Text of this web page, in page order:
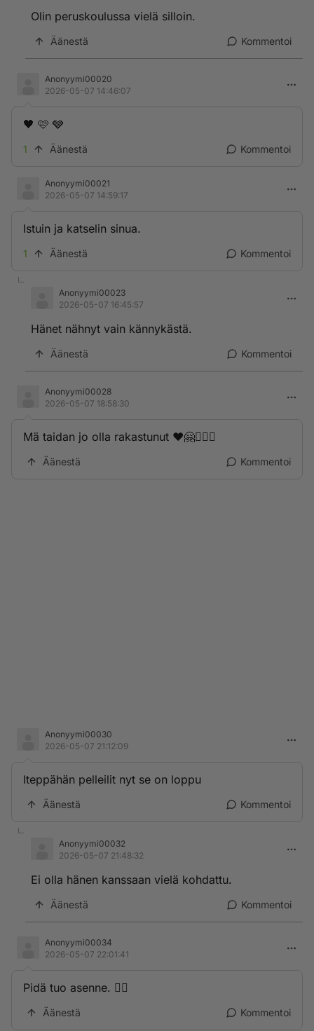
Olin peruskoulussa vielä silloin.
Äänestä Kommentoi
Anonyymi00020
2026-05-07 14:46:07
🖤 🩷 🩶
1 Äänestä Kommentoi
Anonyymi00021
2026-05-07 14:59:17
Istuin ja katselin sinua.
1 Äänestä Kommentoi
Anonyymi00023
2026-05-07 16:45:57
Hänet nähnyt vain kännykästä.
Äänestä Kommentoi
Anonyymi00028
2026-05-07 18:58:30
Mä taidan jo olla rakastunut ❤️🤗👩‍❤️‍👩
Äänestä Kommentoi
Anonyymi00030
2026-05-07 21:12:09
Iteppähän pelleilit nyt se on loppu
Äänestä Kommentoi
Anonyymi00032
2026-05-07 21:48:32
Ei olla hänen kanssaan vielä kohdattu.
Äänestä Kommentoi
Anonyymi00034
2026-05-07 22:01:41
Pidä tuo asenne. 👍🏻
Äänestä Kommentoi